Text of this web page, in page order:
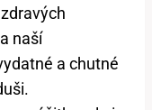
naší
a chutné